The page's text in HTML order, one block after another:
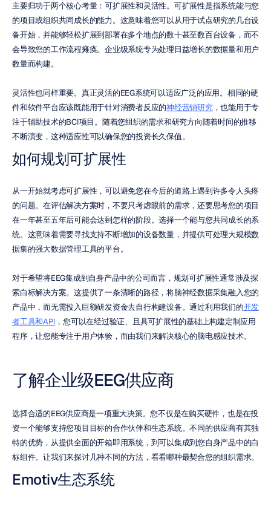
主要归功于两个核心考量：可扩展性和灵活性。可扩展性是指系统能与您
的项目或组织共同成长的能力。这意味着您可以从用于试点研究的几台设
备开始，并能够轻松扩展到部署在多个地点的数十甚至数百台设备，而不
会导致您的工作流程瘫痪。企业级系统专为处理日益增长的数据量和用户
数量而构建。
灵活性也同样重要。真正灵活的EEG系统可以适应广泛的应用。相同的硬
件和软件平台应该既能用于针对消费者反应的神经营销研究，也能用于专
注于辅助技术的BCI项目。随着您组织的需求和研究方向随着时间的推移
不断演变，这种适应性可以确保您的投资长久保值。
如何规划可扩展性
从一开始就考虑可扩展性，可以避免您在今后的道路上遇到许多令人头疼
的问题。在评估解决方案时，不要只考虑眼前的需求，还要思考您的项目
在一年甚至五年后可能会达到怎样的阶段。选择一个能与您共同成长的系
统。这意味着需要寻找支持不断增加的设备数量，并提供可处理大规模数
据集的强大数据管理工具的平台。
对于希望将EEG集成到自身产品中的公司而言，规划可扩展性通常涉及探
索白标解决方案。这提供了一条清晰的路径，将脑神经数据采集融入您的
产品中，而无需投入巨额研发资金去自行构建设备。通过利用我们的开发
者工具和API ，您可以在经过验证、且具可扩展性的基础上构建定制应用
程序，让您能专注于用户体验，而由我们来解决核心的脑电感应技术。
了解企业级EEG供应商
选择合适的EEG供应商是一项重大决策。您不仅是在购买硬件，也是在投
资一个能够支持您项目目标的合作伙伴和生态系统。不同的供应商有其独
特的优势，从提供全面的开箱即用系统，到可以集成到您自身产品中的白
标组件。让我们来探讨几种不同的方法，看看哪种最契合您的组织需求。
Emotiv生态系统